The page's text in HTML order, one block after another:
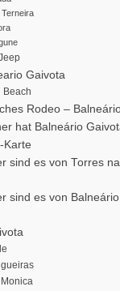
Gaivota
Beach
Rodeo –
hat Balneário
Karte
sind es von Torres
sind es von